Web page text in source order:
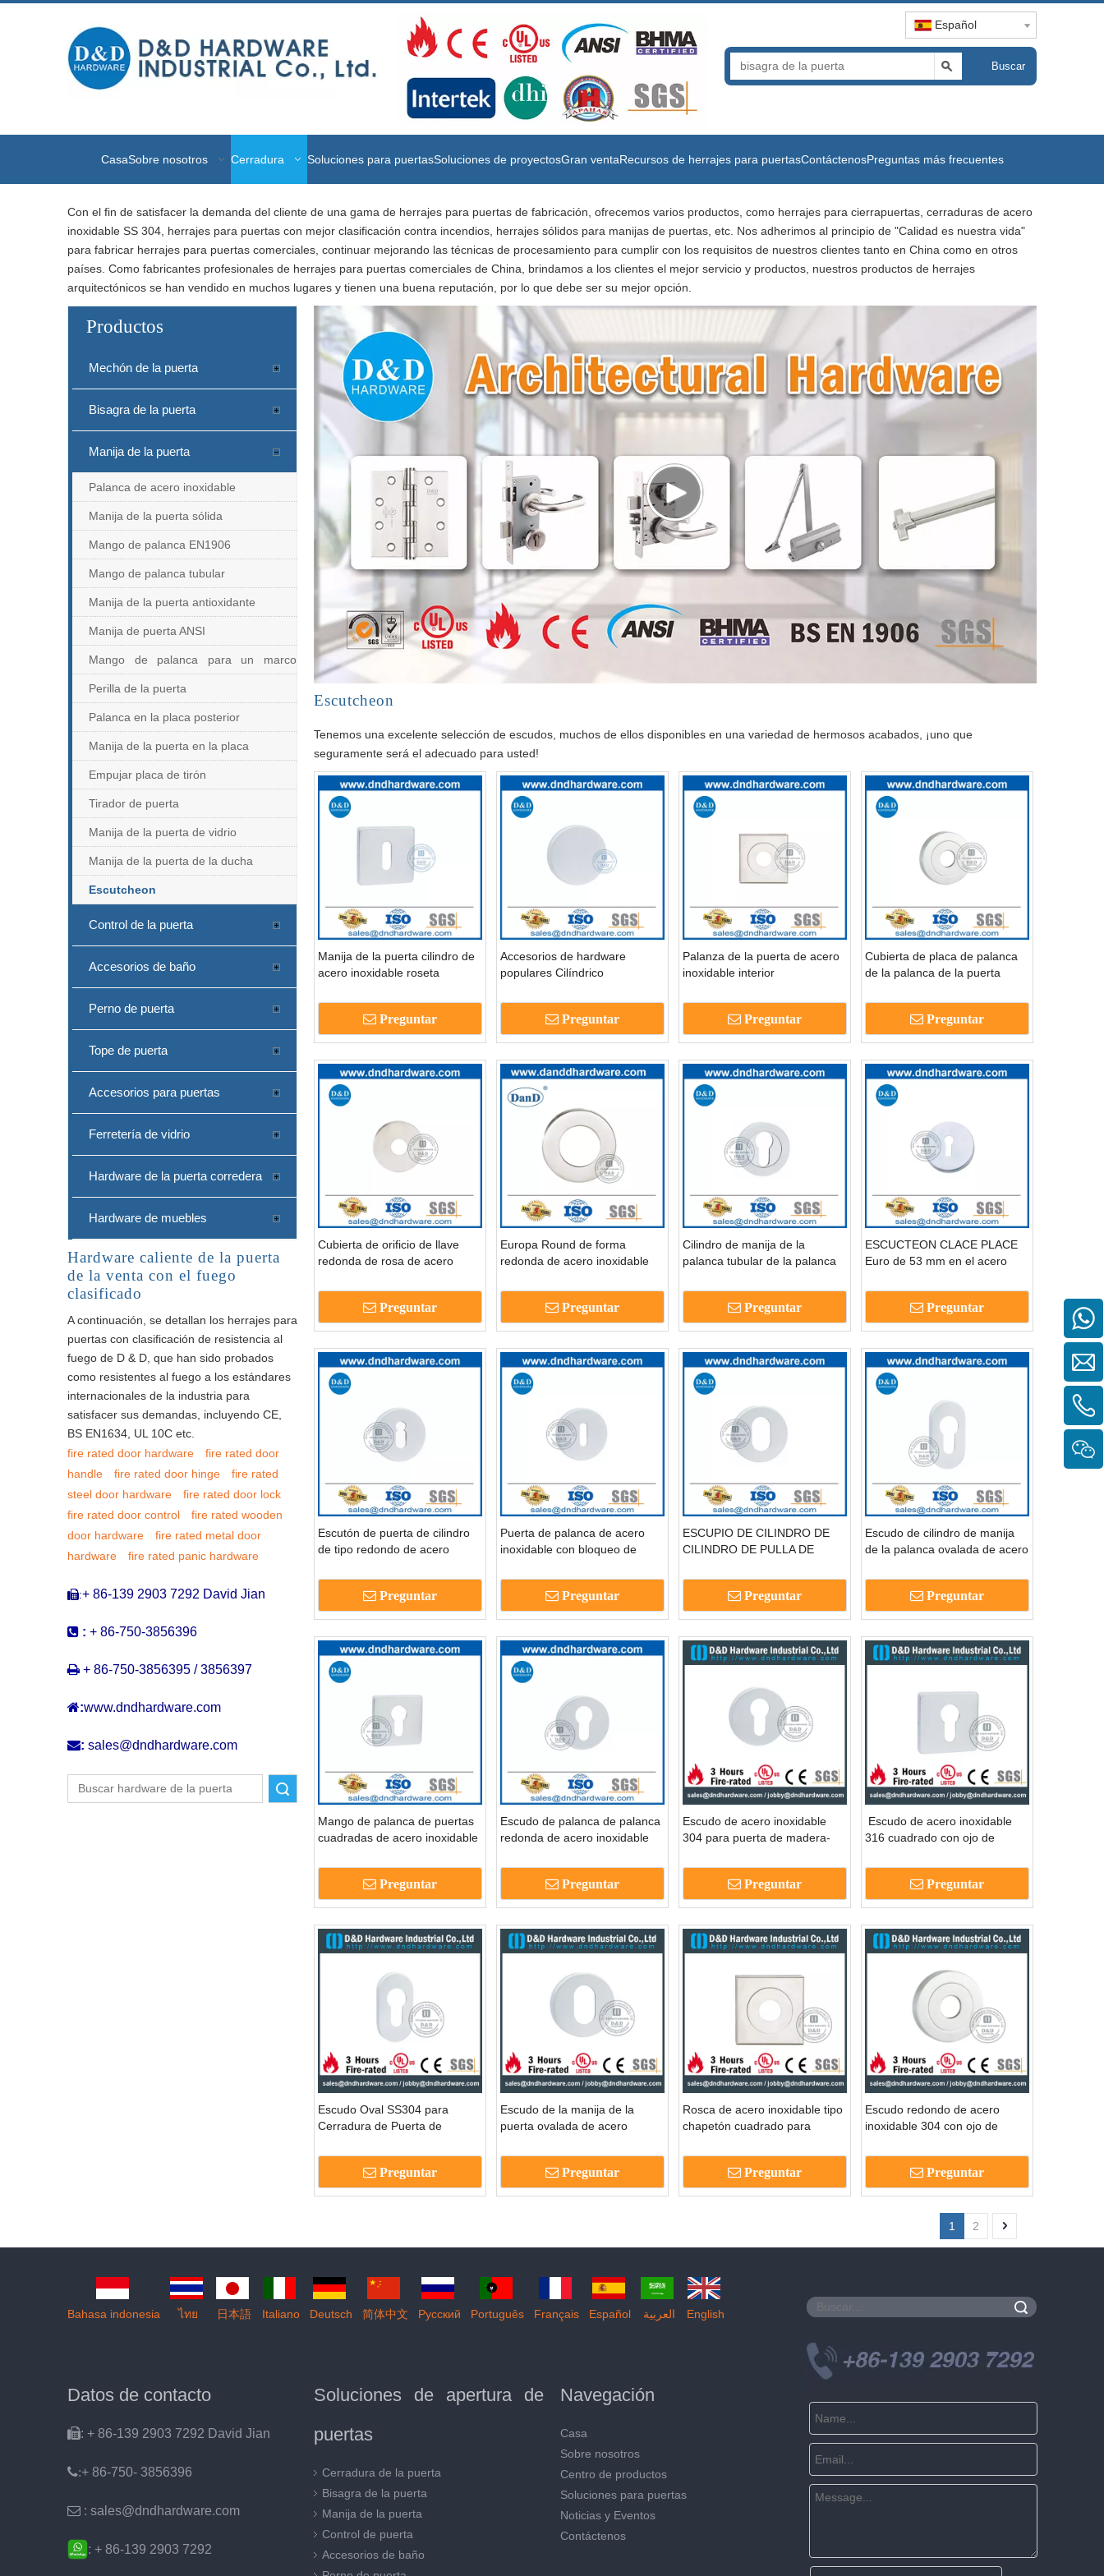
Español
Buscar
CasaSobre nosotros Cerradura Soluciones para puertasSoluciones de proyectosGran ventaRecursos de herrajes para puertasContáctenosPreguntas más frecuentes
Con el fin de satisfacer la demanda del cliente de una gama de herrajes para puertas de fabricación, ofrecemos varios productos, como herrajes para cierrapuertas, cerraduras de acero
inoxidable SS 304, herrajes para puertas con mejor clasificación contra incendios, herrajes sólidos para manijas de puertas, etc. Nos adherimos al principio de "Calidad es nuestra vida"
para fabricar herrajes para puertas comerciales, continuar mejorando las técnicas de procesamiento para cumplir con los requisitos de nuestros clientes tanto en China como en otros
países. Como fabricantes profesionales de herrajes para puertas comerciales de China, brindamos a los clientes el mejor servicio y productos, nuestros productos de herrajes
arquitectónicos se han vendido en muchos lugares y tienen una buena reputación, por lo que debe ser su mejor opción.
Productos
Mechón de la puerta
Bisagra de la puerta
Manija de la puerta
Palanca de acero inoxidable
Manija de la puerta sólida
Mango de palanca EN1906
Mango de palanca tubular
Manija de la puerta antioxidante
Manija de puerta ANSI
Mango de palanca para un marco
estrecho
Perilla de la puerta
Palanca en la placa posterior
Manija de la puerta en la placa
Empujar placa de tirón
Tirador de puerta
Manija de la puerta de vidrio
Manija de la puerta de la ducha
Escutcheon
Control de la puerta
Accesorios de baño
Perno de puerta
Tope de puerta
Accesorios para puertas
Ferretería de vidrio
Hardware de la puerta corredera
Hardware de muebles
Hardware caliente de la puerta
de la venta con el fuego
clasificado
A continuación, se detallan los herrajes para
puertas con clasificación de resistencia al
fuego de D & D, que han sido probados
como resistentes al fuego a los estándares
internacionales de la industria para
satisfacer sus demandas, incluyendo CE,
BS EN1634, UL 10C etc.
fire rated door hardware
fire rated door
handle
fire rated door hinge
fire rated
steel door hardware
fire rated door lock
fire rated door control
fire rated wooden
door hardware
fire rated metal door
hardware
fire rated panic hardware
:+ 86-139 2903 7292 David Jian
 : + 86-750-3856396
 + 86-750-3856395 / 3856397
:www.dndhardware.com
: sales@dndhardware.com
Buscar
Escutcheon
Tenemos una excelente selección de escudos, muchos de ellos disponibles en una variedad de hermosos acabados, ¡uno que
seguramente será el adecuado para usted!
Manija de la puerta cilindro de
acero inoxidable roseta
Preguntar
Accesorios de hardware
populares Cilíndrico
acero inoxidable-ddes013
Preguntar
Palanza de la puerta de acero
inoxidable interior
cuadrada Escutcheon-
DDES012
Preguntar
Cubierta de placa de palanca
de la palanca de la puerta
Rosette-DDES011
Preguntar
Cubierta de orificio de llave
redonda de rosa de acero
el bloqueo de puerta-ddes010
Preguntar
Europa Round de forma
redonda de acero inoxidable
DDES009
Preguntar
Cilindro de manija de la
palanca tubular de la palanca
escudero-ddes008
Preguntar
ESCUCTEON CLACE PLACE
Euro de 53 mm en el acero
inoxidable manchado
Preguntar
Escutón de puerta de cilindro
de tipo redondo de acero
DDES006
Preguntar
Puerta de palanca de acero
inoxidable con bloqueo de
puerta exterior-DDES005
Preguntar
ESCUPIO DE CILINDRO DE
CILINDRO DE PULLA DE
inoxidable para la puerta
interior-DDES004Preguntar
Escudo de cilindro de manija
de la palanca ovalada de acero
puerta para la puerta-
DDES003
Preguntar
Mango de palanca de puertas
cuadradas de acero inoxidable
Preguntar
Escudo de palanca de palanca
redonda de acero inoxidable
ddes001
Preguntar
Escudo de acero inoxidable
304 para puerta de madera-
Preguntar
Escudo de acero inoxidable
316 cuadrado con ojo de
metal-DDES002
Preguntar
Escudo Oval SS304 para
Cerradura de Puerta de
Preguntar
Escudo de la manija de la
puerta ovalada de acero
DDES004
Preguntar
Rosca de acero inoxidable tipo
chapetón cuadrado para
Preguntar
Escudo redondo de acero
inoxidable 304 con ojo de
vidrio-DDES011
Preguntar
1 2
Bahasa indonesia ไทย 日本語 Italiano Deutsch 简体中文 Pусский Português Français Español العربية English
Datos de contacto
: + 86-139 2903 7292 David Jian
:+ 86-750- 3856396
 : sales@dndhardware.com
: + 86-139 2903 7292
Soluciones de apertura de
puertas
Cerradura de la puerta
Bisagra de la puerta
Manija de la puerta
Control de puerta
Accesorios de baño
Navegación
Casa
Sobre nosotros
Centro de productos
Soluciones para puertas
Noticias y Eventos
Contáctenos